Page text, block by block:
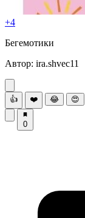
+4
Бегемoтики
Автoр: irа.shvес11
👍 ❤️ 😂 😍
0